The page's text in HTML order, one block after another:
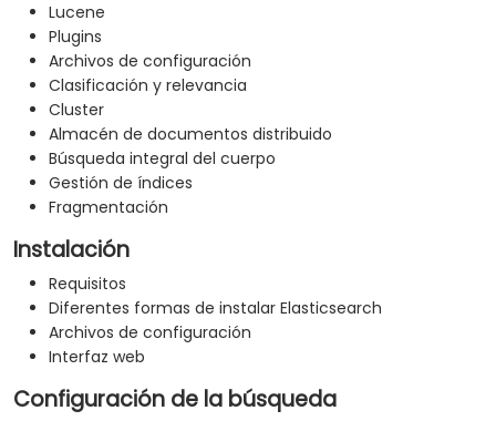
Lucene
Plugins
Archivos de configuración
Clasificación y relevancia
Cluster
Almacén de documentos distribuido
Búsqueda integral del cuerpo
Gestión de índices
Fragmentación
Instalación
Requisitos
Diferentes formas de instalar Elasticsearch
Archivos de configuración
Interfaz web
Configuración de la búsqueda